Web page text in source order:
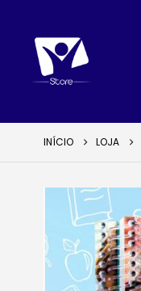
INÍCIO LOJA